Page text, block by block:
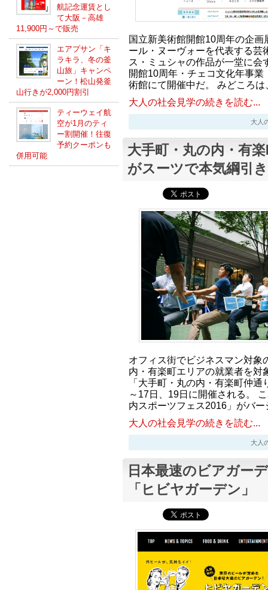
航記念運賃とし
て大阪－高雄
11,900円～で販売
エアプサン「キ
ラキラ、冬の釜
山旅」キャンペ
ーン！松山発釜
山行きが2,000円割引
ティーウェイ航
空が1月のティ
ー割開催！往復
予約クーポンも
併用可能
国立新美術館開館10周年の企
ール・ヌーヴォーを代表する芸
ス・ミュシャの作品が一堂に会
開館10周年・チェコ文化年事
術館にて開催中だ。 みどころ
大人の社会見学の続きを読む...
大人
大手町・丸の内・有
がスーツで本気綱引
オフィス街でビジネスマン対象
内・有楽町エリアの就業者を対
「大手町・丸の内・有楽町仲
～17日、19日に開催される。
内スポーツフェス2016」がバ
大人の社会見学の続きを読む...
大人
日本最速のビアガー
「ヒビヤガーデン」